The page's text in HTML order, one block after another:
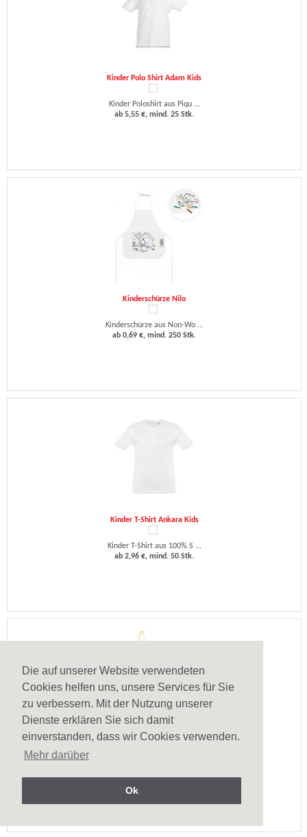
Die auf unserer Website verwendeten
Cookies helfen uns, unsere Services für Sie
zu verbessern. Mit der Nutzung unserer
Dienste erklären Sie sich damit
einverstanden, dass wir Cookies verwenden.
Mehr darüber
Ok
Kinder Polo Shirt Adam Kids
Kinder Poloshirt aus Piqu ...
ab 5,55 €, mind. 25 Stk.
Kinderschürze Nilo
Kinderschürze aus Non-Wo ...
ab 0,69 €, mind. 250 Stk.
Kinder T-Shirt Ankara Kids
Kinder T-Shirt aus 100% S ...
ab 2,96 €, mind. 50 Stk.
Schürze für Kinder Lavender
ab 0,75 €, mind. 250 Stk.